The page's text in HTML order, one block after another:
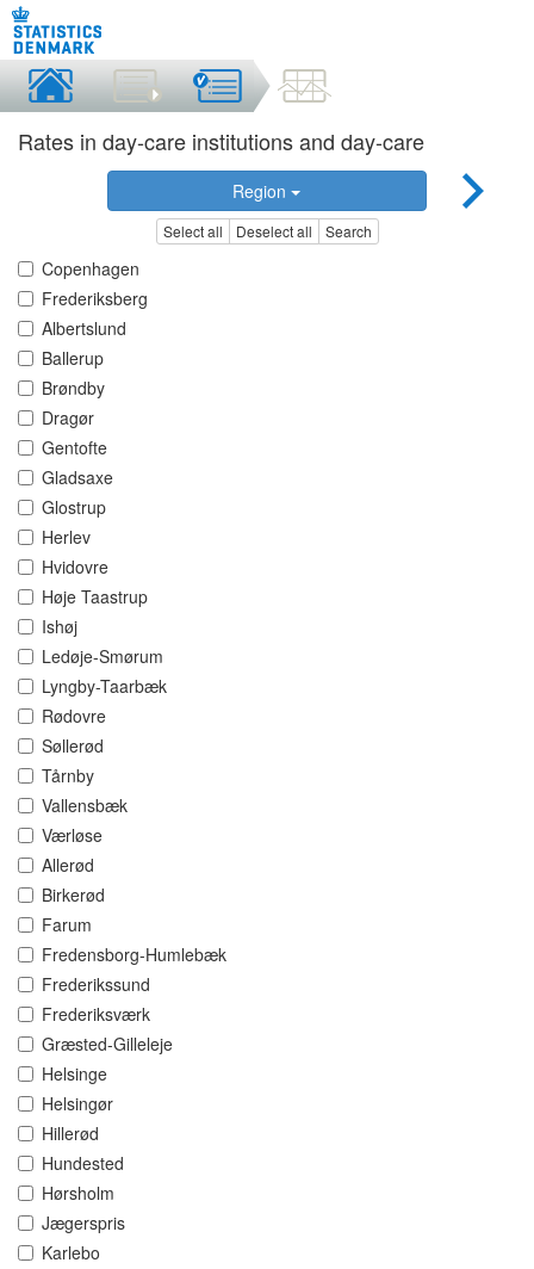
Rates in day-care institutions and day-care
Region
Select all Deselect all Search
Copenhagen
Frederiksberg
Albertslund
Ballerup
Brøndby
Dragør
Gentofte
Gladsaxe
Glostrup
Herlev
Hvidovre
Høje Taastrup
Ishøj
Ledøje-Smørum
Lyngby-Taarbæk
Rødovre
Søllerød
Tårnby
Vallensbæk
Værløse
Allerød
Birkerød
Farum
Fredensborg-Humlebæk
Frederikssund
Frederiksværk
Græsted-Gilleleje
Helsinge
Helsingør
Hillerød
Hundested
Hørsholm
Jægerspris
Karlebo